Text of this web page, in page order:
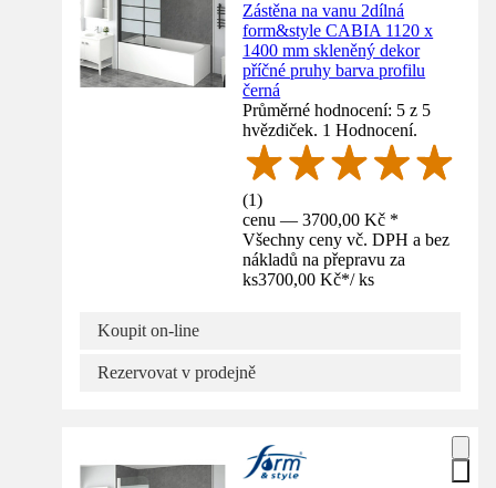
Zástěna na vanu 2dílná
form&style CABIA 1120 x
1400 mm skleněný dekor
příčné pruhy barva profilu
černá
Průměrné hodnocení: 5 z 5
hvězdiček. 1 Hodnocení.
(1)
cenu — 3700,00 Kč *
Všechny ceny vč. DPH a bez
nákladů na přepravu za
ks3700,00 Kč*/ ks
Koupit on-line
Rezervovat v prodejně